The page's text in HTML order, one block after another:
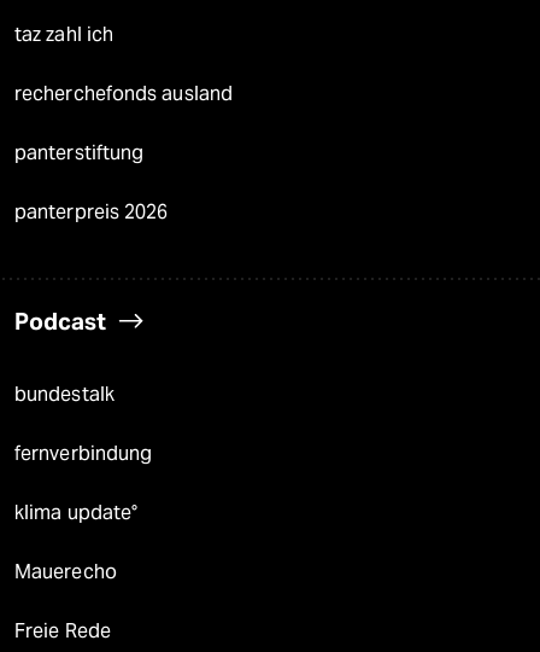
taz zahl ich
recherchefonds ausland
panterstiftung
panterpreis 2026
Podcast
bundestalk
fernverbindung
klima update°
Mauerecho
Freie Rede